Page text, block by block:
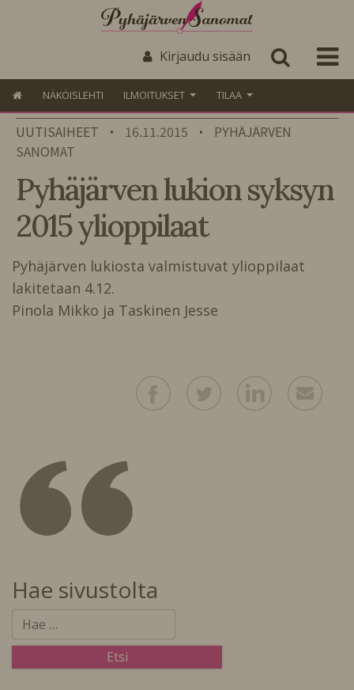
Kirjaudu sisään
NÄKÖISLEHTI ILMOITUKSET TILAA
UUTISAIHEET • 16.11.2015 •
PYHÄJÄRVEN
SANOMAT
Pyhäjärven lukion syksyn
2015 ylioppilaat
Pyhäjärven lukiosta valmistuvat ylioppilaat
lakitetaan 4.12.
Pinola Mikko ja Taskinen Jesse
Hae sivustolta